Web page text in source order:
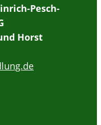
Pesch-
Horst